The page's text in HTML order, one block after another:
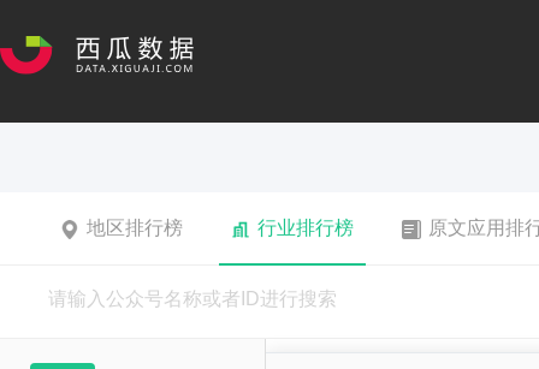
地区排行榜 行业排行榜 原文应用排